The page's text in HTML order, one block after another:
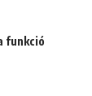
funkció